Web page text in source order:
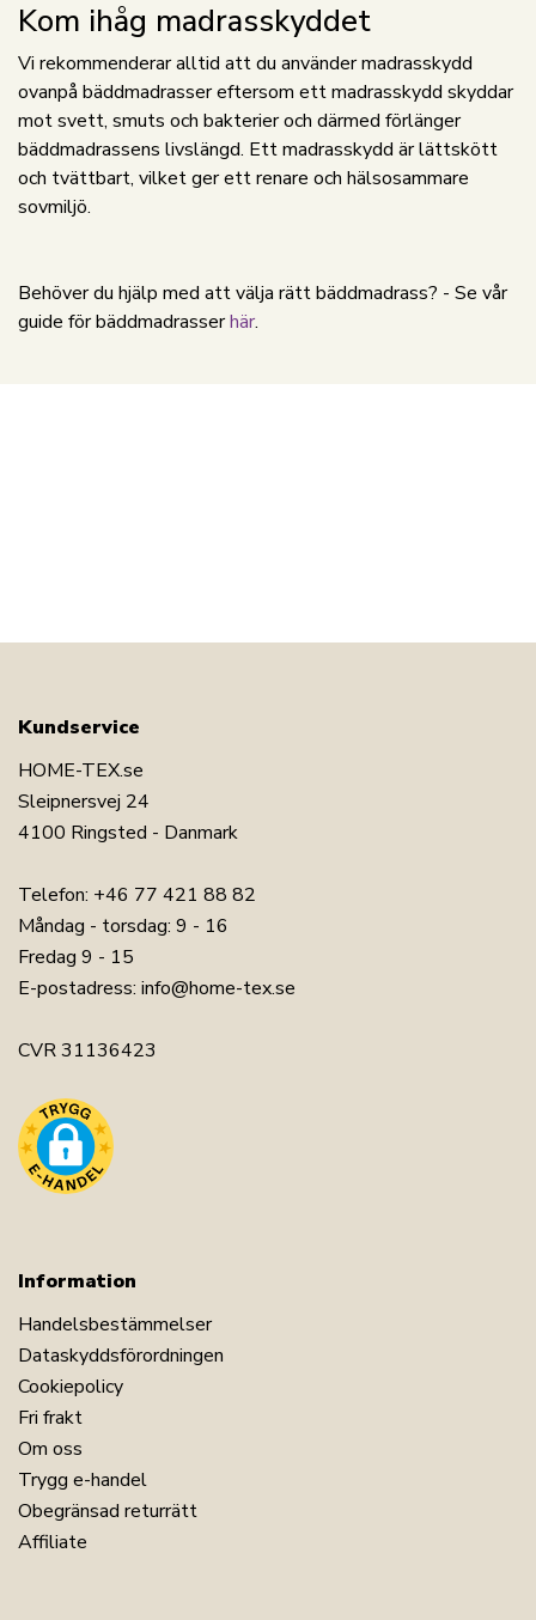
Kom ihåg madrasskyddet
Vi rekommenderar alltid att du använder madrasskydd
ovanpå bäddmadrasser eftersom ett madrasskydd skyddar
mot svett, smuts och bakterier och därmed förlänger
bäddmadrassens livslängd. Ett madrasskydd är lättskött
och tvättbart, vilket ger ett renare och hälsosammare
sovmiljö.
Behöver du hjälp med att välja rätt bäddmadrass? - Se vår
guide för bäddmadrasserhär.
Kundservice
HOME-TEX.se
Sleipnersvej 24
4100 Ringsted - Danmark
Telefon: +46 77 421 88 82
Måndag - torsdag: 9 - 16
Fredag 9 - 15
E-postadress: info@home-tex.se
CVR 31136423
Information
Handelsbestämmelser
Dataskyddsförordningen
Cookiepolicy
Fri frakt
Om oss
Trygg e-handel
Obegränsad returrätt
Affiliate